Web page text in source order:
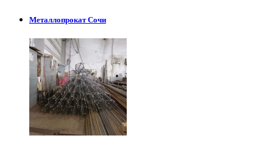
Металлопрокат Сочи